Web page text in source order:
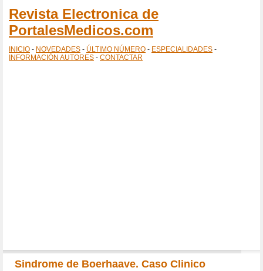
Revista Electronica de
PortalesMedicos.com
INICIO - NOVEDADES - ÚLTIMO NÚMERO - ESPECIALIDADES -
INFORMACIÓN AUTORES - CONTACTAR
Sindrome de Boerhaave. Caso Clinico